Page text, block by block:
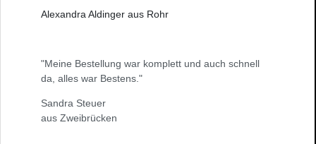
Alexandra Aldinger aus Rohr
"Meine Bestellung war komplett und auch schnell
da, alles war Bestens."
Sandra Steuer
aus Zweibrücken